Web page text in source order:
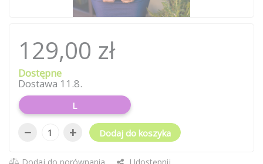
129,00 zł
Dostępne
Dostawa 11.8.
L
− + Dodaj do koszyka